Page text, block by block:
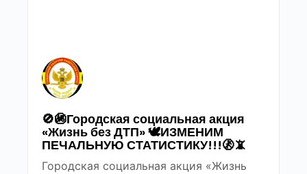
🚫🚳Городская социальная акция
«Жизнь без ДТП» 🕊ИЗМЕНИМ
ПЕЧАЛЬНУЮ СТАТИСТИКУ!!!🚷📵
Городская социальная акция «Жизнь